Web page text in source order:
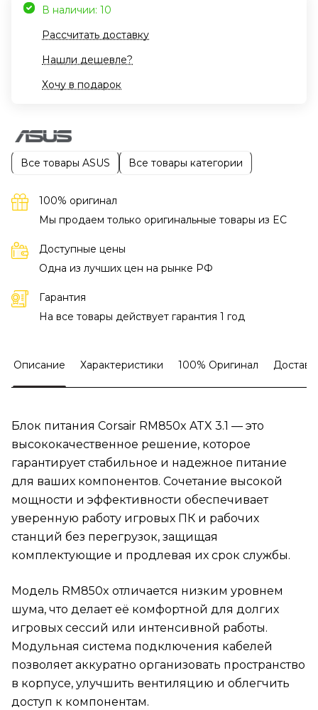
В наличии: 10
Рассчитать доставку
Нашли дешевле?
Хочу в подарок
Все товары ASUS Все товары категории
100% оригинал
Мы продаем только оригинальные товары из EC
Доступные цены
Одна из лучших цен на рынке РФ
Гарантия
На все товары действует гарантия 1 год
Описание Характеристики 100% Оригинал
Блок питания Corsair RM850x ATX 3.1 — это
высококачественное решение, которое
гарантирует стабильное и надежное питание
для ваших компонентов. Сочетание высокой
мощности и эффективности обеспечивает
уверенную работу игровых ПК и рабочих
станций без перегрузок, защищая
комплектующие и продлевая их срок службы.
Модель RM850x отличается низким уровнем
шума, что делает её комфортной для долгих
игровых сессий или интенсивной работы.
Модульная система подключения кабелей
позволяет аккуратно организовать пространство
в корпусе, улучшить вентиляцию и облегчить
доступ к компонентам.